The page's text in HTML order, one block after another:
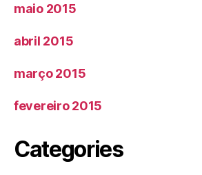
maio 2015
abril 2015
março 2015
fevereiro 2015
Categories